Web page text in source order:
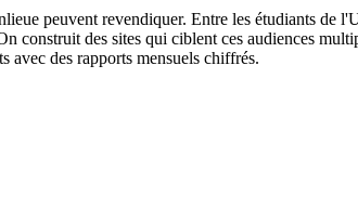
peuvent revendiquer. Entre les étudiants de
construit des sites qui ciblent ces audiences
avec des rapports mensuels chiffrés.